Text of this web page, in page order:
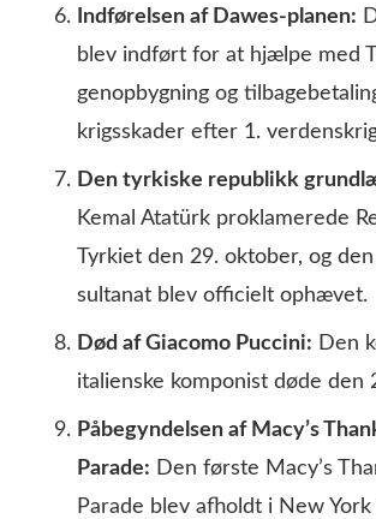
Indførelsen af Dawes-planen:
blev indført for at hjælpe med
genopbygning og
krigsskader efter 1.
Den tyrkiske republikk
Kemal Atatürk proklamerede
Tyrkiet den 29. oktober, og
sultanat blev officielt ophævet.
Død af Giacomo Puccini: Den
italienske komponist døde den
Påbegyndelsen af Macy’s
Parade: Den første Macy’s
Parade blev afholdt i New York